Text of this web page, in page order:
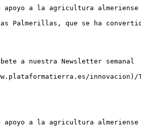
apoyo a la agricultura almeriense
Palmerillas, que se ha
a nuestra Newsletter semanal
innovacion)/
apoyo a la agricultura almeriense